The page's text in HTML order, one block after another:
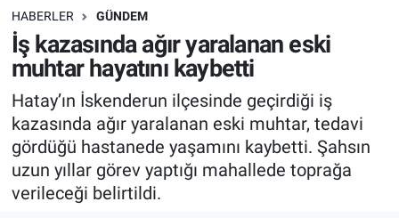
HABERLER GÜNDEM
İş kazasında ağır yaralanan eski
muhtar hayatını kaybetti
Hatay’ın İskenderun ilçesinde geçirdiği iş
kazasında ağır yaralanan eski muhtar, tedavi
gördüğü hastanede yaşamını kaybetti. Şahsın
uzun yıllar görev yaptığı mahallede toprağa
verileceği belirtildi.
Süper Lig Puan Durumu ve Fikstür
Tüm Manşetler
Son Dakika Haberleri
Haber Arşivi